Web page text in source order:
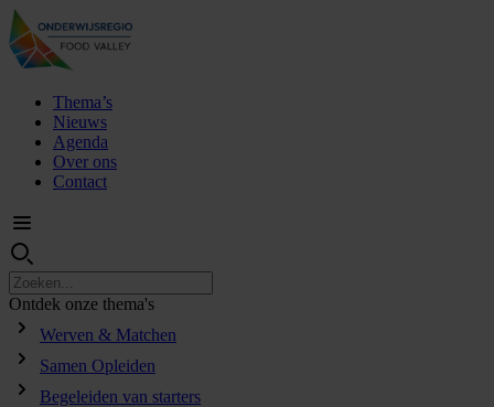
Thema’s
Nieuws
Agenda
Over ons
Contact
Ontdek onze thema's
Werven & Matchen
Samen Opleiden
Begeleiden van starters